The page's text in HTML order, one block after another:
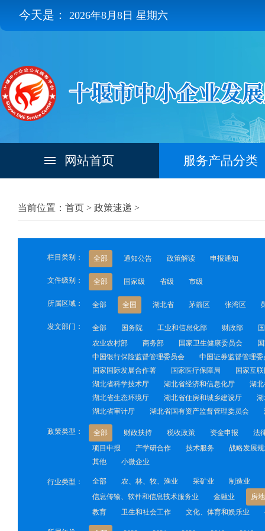
今天是： 2026年8月8日 星期六
网站首页 服务产品分类
当前位置：首页 > 政策速递 >
栏目类别： 全部 通知公告 政策解读 申报通知
文件级别： 全部 国家级 省级 市级
所属区域： 全部 全国 湖北省 茅箭区 张湾区
发文部门： 全部 国务院 工业和信息化部 财政部
农业农村部
商务部 国家卫生健康委员会
中国银行保险监督管理委员会
中国证券监督管理委
国家国际发展合作署
国家医疗保障局
国家互
湖北省科学技术厅
湖北省经济和信息化厅
湖
湖北省生态环境厅
湖北省住房和城乡建设厅
湖北省审计厅
湖北省国有资产监督管理委员会
政策类型： 全部 财政扶持 税收政策 资金申报
法
项目申报
产学研合作 技术服务
战略发展
其他
小微企业
行业类型： 全部 农、林、牧、渔业 采矿业
制造业
信息传输、软件和信息技术服务业
金融业
房
教育
卫生和社会工作 文化、体育和娱乐业